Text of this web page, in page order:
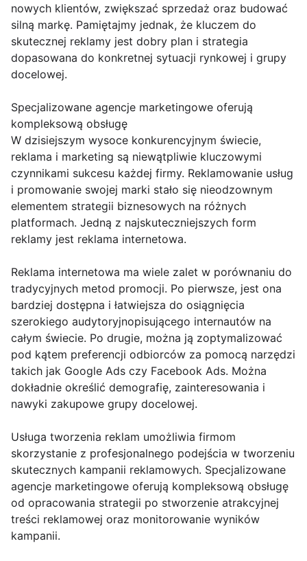
nowych klientów, zwiększać sprzedaż oraz budować
silną markę. Pamiętajmy jednak, że kluczem do
skutecznej reklamy jest dobry plan i strategia
dopasowana do konkretnej sytuacji rynkowej i grupy
docelowej.
Specjalizowane agencje marketingowe oferują
kompleksową obsługę
W dzisiejszym wysoce konkurencyjnym świecie,
reklama i marketing są niewątpliwie kluczowymi
czynnikami sukcesu każdej firmy. Reklamowanie usług
i promowanie swojej marki stało się nieodzownym
elementem strategii biznesowych na różnych
platformach. Jedną z najskuteczniejszych form
reklamy jest reklama internetowa.
Reklama internetowa ma wiele zalet w porównaniu do
tradycyjnych metod promocji. Po pierwsze, jest ona
bardziej dostępna i łatwiejsza do osiągnięcia
szerokiego audytoryjnopisującego internautów na
całym świecie. Po drugie, można ją zoptymalizować
pod kątem preferencji odbiorców za pomocą narzędzi
takich jak Google Ads czy Facebook Ads. Można
dokładnie określić demografię, zainteresowania i
nawyki zakupowe grupy docelowej.
Usługa tworzenia reklam umożliwia firmom
skorzystanie z profesjonalnego podejścia w tworzeniu
skutecznych kampanii reklamowych. Specjalizowane
agencje marketingowe oferują kompleksową obsługę
od opracowania strategii po stworzenie atrakcyjnej
treści reklamowej oraz monitorowanie wyników
kampanii.